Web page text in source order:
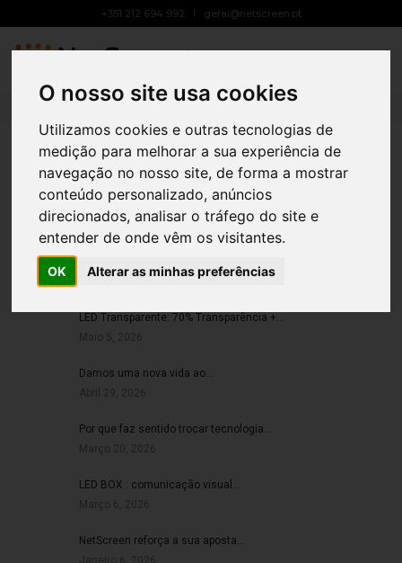
O nosso site usa cookies
Utilizamos cookies e outras tecnologias de
medição para melhorar a sua experiência de
navegação no nosso site, de forma a mostrar
conteúdo personalizado, anúncios
direcionados, analisar o tráfego do site e
entender de onde vêm os visitantes.
OK Alterar as minhas preferências
+351 212 694 992 geral@netscreen.pt
INTERMARCHÉ MIRANDA DO DOURO
INTERMARCHÉ DE ABRANTES
INTERMARCHÉ DE ARCOZELO
BRICOMARCHÉ DE ARCOZELO
CONTROLAUTO DA TERRUGEM
CONTROLAUTO DE FÁTIMA
INTERMARCHÉ DE SESIMBRA
INTERMARCHÉ DE ARMAMAR
BRICOMARCHÉ DE TONDELA
BRICOMARCHÉ DE FAFE
1 2 3
ARTIGOS RECENTES
LED Transparente: 70% Transparência +…
Damos uma nova vida ao…
Por que faz sentido trocar tecnologia…
LED BOX : comunicação visual…
NetScreen reforça a sua aposta…